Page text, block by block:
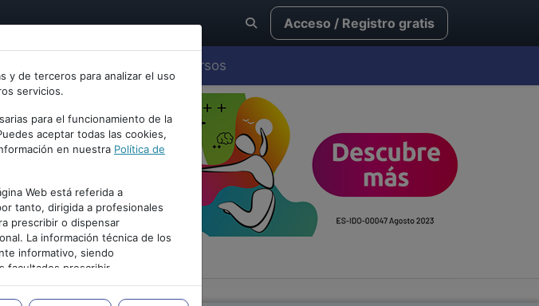
Acceso / Registro gratis
Cursos
y de terceros para analizar el uso
servicios.
para el funcionamiento de la
aceptar todas las cookies,
en nuestra Política de
Web está referida a
tanto, dirigida a profesionales
prescribir o dispensar
La información técnica de los
informativo, siendo
facultados prescribir
concreto, el tratamiento más